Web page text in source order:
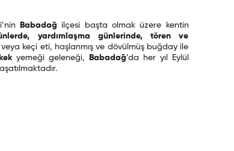
Babadağ ilçesi başta olmak üzere kentin
yardımlaşma günlerinde, tören ve
keçi eti, haşlanmış ve dövülmüş buğday ile
yemeği geleneği, Babadağ’da her yıl Eylül